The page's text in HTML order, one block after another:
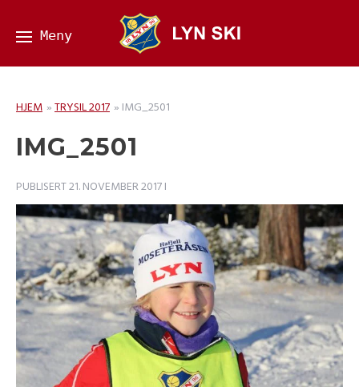
HJEM »TRYSIL 2017 » IMG_2501
IMG_2501
PUBLISERT21. NOVEMBER 2017I